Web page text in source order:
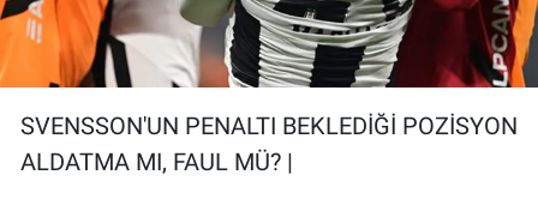
SVENSSON'UN PENALTI BEKLEDİĞİ POZİSYON
ALDATMA MI, FAUL MÜ? |